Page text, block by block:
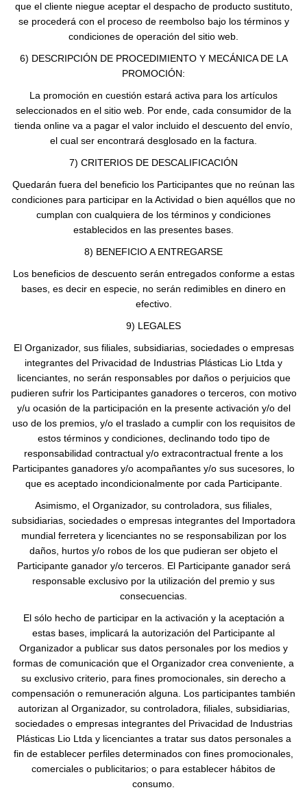
que el cliente niegue aceptar el despacho de producto sustituto,
se procederá con el proceso de reembolso bajo los términos y
condiciones de operación del sitio web.
6) DESCRIPCIÓN DE PROCEDIMIENTO Y MECÁNICA DE LA
PROMOCIÓN:
La promoción en cuestión estará activa para los artículos
seleccionados en el sitio web. Por ende, cada consumidor de la
tienda online va a pagar el valor incluido el descuento del envío,
el cual ser encontrará desglosado en la factura.
7) CRITERIOS DE DESCALIFICACIÓN
Quedarán fuera del beneficio los Participantes que no reúnan las
condiciones para participar en la Actividad o bien aquéllos que no
cumplan con cualquiera de los términos y condiciones
establecidos en las presentes bases.
8) BENEFICIO A ENTREGARSE
Los beneficios de descuento serán entregados conforme a estas
bases, es decir en especie, no serán redimibles en dinero en
efectivo.
9) LEGALES
El Organizador, sus filiales, subsidiarias, sociedades o empresas
integrantes del Privacidad de Industrias Plásticas Lio Ltda y
licenciantes, no serán responsables por daños o perjuicios que
pudieren sufrir los Participantes ganadores o terceros, con motivo
y/u ocasión de la participación en la presente activación y/o del
uso de los premios, y/o el traslado a cumplir con los requisitos de
estos términos y condiciones, declinando todo tipo de
responsabilidad contractual y/o extracontractual frente a los
Participantes ganadores y/o acompañantes y/o sus sucesores, lo
que es aceptado incondicionalmente por cada Participante.
Asimismo, el Organizador, su controladora, sus filiales,
subsidiarias, sociedades o empresas integrantes del Importadora
mundial ferretera y licenciantes no se responsabilizan por los
daños, hurtos y/o robos de los que pudieran ser objeto el
Participante ganador y/o terceros. El Participante ganador será
responsable exclusivo por la utilización del premio y sus
consecuencias.
El sólo hecho de participar en la activación y la aceptación a
estas bases, implicará la autorización del Participante al
Organizador a publicar sus datos personales por los medios y
formas de comunicación que el Organizador crea conveniente, a
su exclusivo criterio, para fines promocionales, sin derecho a
compensación o remuneración alguna. Los participantes también
autorizan al Organizador, su controladora, filiales, subsidiarias,
sociedades o empresas integrantes del Privacidad de Industrias
Plásticas Lio Ltda y licenciantes a tratar sus datos personales a
fin de establecer perfiles determinados con fines promocionales,
comerciales o publicitarios; o para establecer hábitos de
consumo.